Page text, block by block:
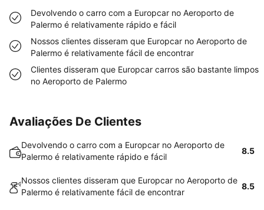
Devolvendo o carro com a Europcar no Aeroporto de
Palermo é relativamente rápido e fácil
Nossos clientes disseram que Europcar no Aeroporto de
Palermo é relativamente fácil de encontrar
Clientes disseram que Europcar carros são bastante limpos
no Aeroporto de Palermo
Avaliações De Clientes
Devolvendo o carro com a Europcar no Aeroporto de
Palermo é relativamente rápido e fácil
8.5
Nossos clientes disseram que Europcar no Aeroporto de
Palermo é relativamente fácil de encontrar
8.5